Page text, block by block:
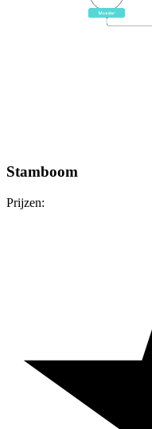
Stamboom
Prijzen: